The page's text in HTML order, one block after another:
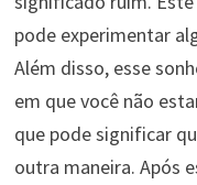
pode experimentar
Além disso, esse
em que você não
que pode significar
outra maneira. Após